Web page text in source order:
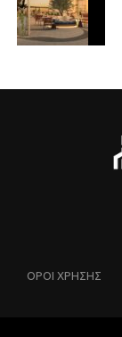
ΌΡΟΙ ΧΡΗΣΗΣ